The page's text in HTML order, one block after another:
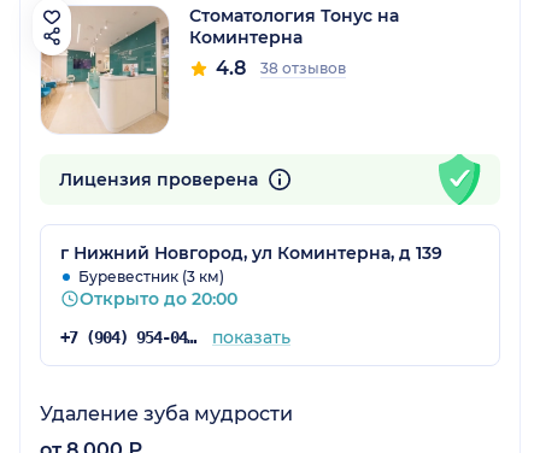
Стоматология Тонус на
Коминтерна
4.8 38 отзывов
Лицензия проверена
г Нижний Новгород, ул Коминтерна, д 139
Буревестник (3 км)
Открыто до 20:00
+7 (904) 954-04-28 показать
Удаление зуба мудрости